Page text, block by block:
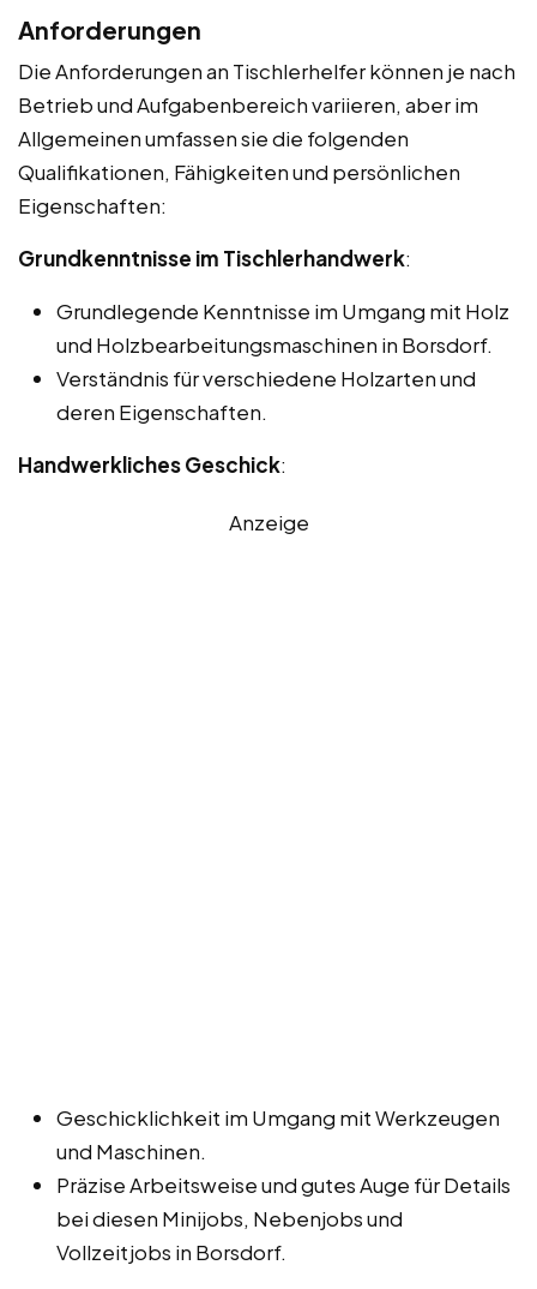
Anforderungen
Die Anforderungen an Tischlerhelfer können je nach
Betrieb und Aufgabenbereich variieren, aber im
Allgemeinen umfassen sie die folgenden
Qualifikationen, Fähigkeiten und persönlichen
Eigenschaften:
Grundkenntnisse im Tischlerhandwerk:
Grundlegende Kenntnisse im Umgang mit Holz
und Holzbearbeitungsmaschinen in Borsdorf.
Verständnis für verschiedene Holzarten und
deren Eigenschaften.
Handwerkliches Geschick:
Anzeige
Geschicklichkeit im Umgang mit Werkzeugen
und Maschinen.
Präzise Arbeitsweise und gutes Auge für Details
bei diesen Minijobs, Nebenjobs und
Vollzeitjobs in Borsdorf.